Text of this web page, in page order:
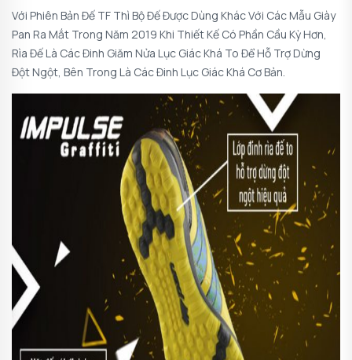
Với Phiên Bản Đế TF Thì Bộ Đế Được Dùng Khác Với Các Mẫu Giày
Pan Ra Mắt Trong Năm 2019 Khi Thiết Kế Có Phần Cầu Kỳ Hơn,
Rìa Đế Là Các Đinh Giăm Nửa Lục Giác Khá To Để Hỗ Trợ Dừng
Đột Ngột, Bên Trong Là Các Đinh Lục Giác Khá Cơ Bản.